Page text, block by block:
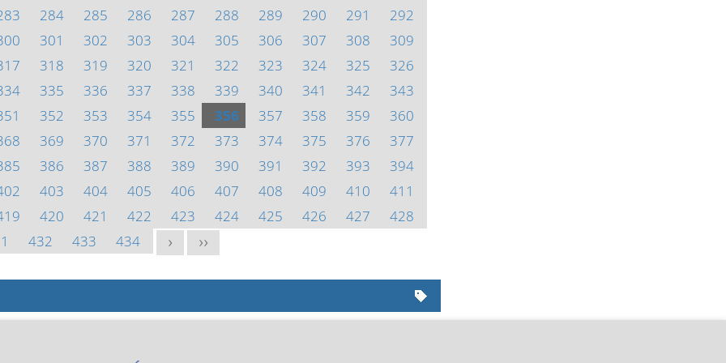
284 285 286 287 288 289 290 291
292
301 302 303 304 305 306 307 308
309
318 319 320 321 322 323 324 325
326
335 336 337 338 339 340 341 342
343
352 353 354 355 356 357 358 359
360
369 370 371 372 373 374 375 376
377
386 387 388 389 390 391 392 393
394
403 404 405 406 407 408 409 410
411
420 421 422 423 424 425 426 427
428
432 433 434 > >>